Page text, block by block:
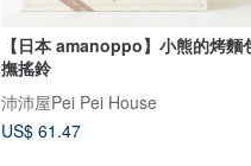
【日本 amanoppo】小熊的烤麵
撫搖鈴
沛沛屋Pei Pei House
US$ 61.47